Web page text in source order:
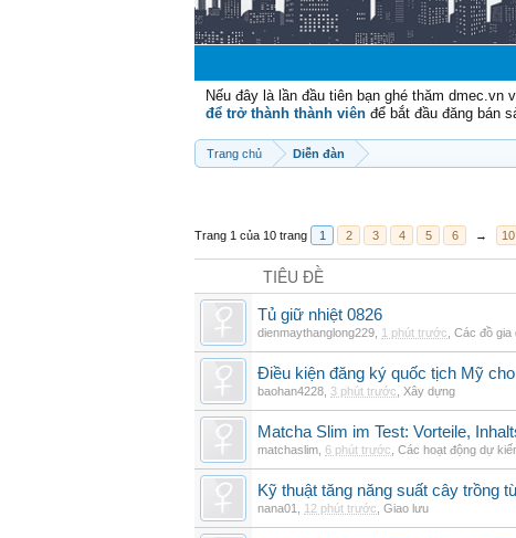
Chào
Nếu đây là lần đầu tiên bạn ghé thăm dmec.vn
để trở thành thành viên để bắt đầu đăng bán
Trang chủ Diễn đàn
Trang 1 của 10 trang 1 2 3 4 5 6 → 10
TIÊU ĐỀ
Tủ giữ nhiệt 0826
dienmaythanglong229 1 phút trước Các đồ gia
Điều kiện đăng ký quốc tịch Mỹ
baohan4228 3 phút trước Xây dựng
Matcha Slim im Test: Vorteile,
matchaslim 6 phút trước Các hoạt động dự
Kỹ thuật tăng năng suất cây trồng
nana01 12 phút trước Giao lưu